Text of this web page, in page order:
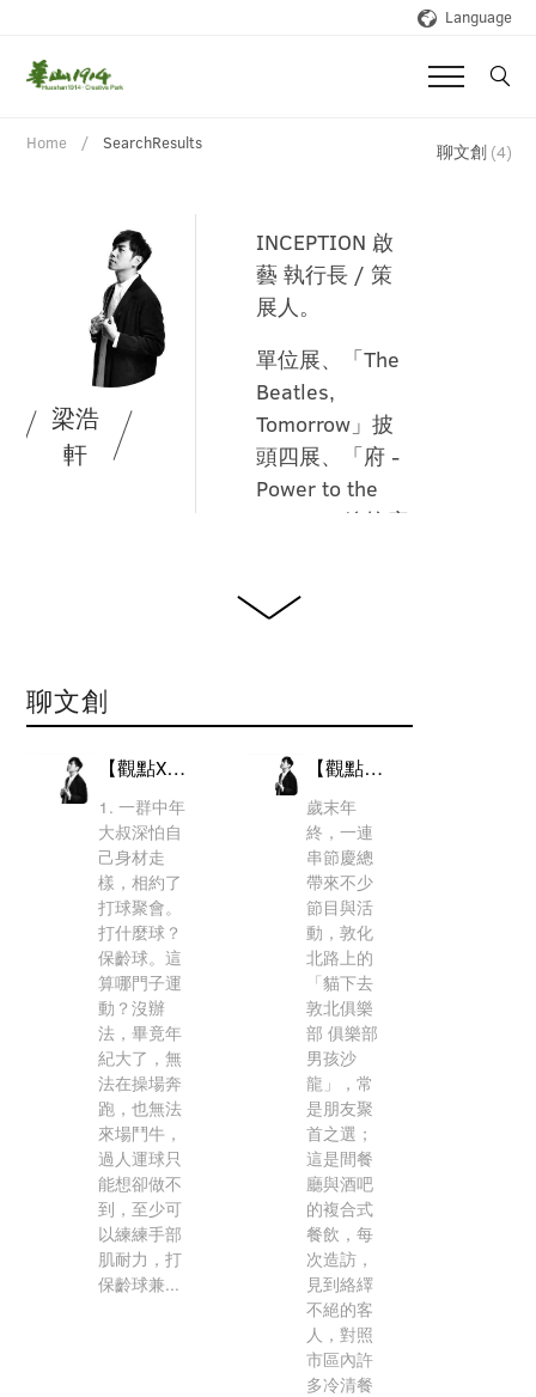
Language
Home SearchResults 聊文創 (4)
梁浩
軒
INCEPTION 啟
藝 執行長 / 策
展人。
單位展、「The
Beatles,
Tomorrow」披
頭四展、「府 -
Power to the
People」總統府
龍實驗室」及五
式，讓論述作為
展覽基礎，作品
成為溝通語言，
打造概念型策展
模式。
INCEPTION 啟
藝 inception-
ltd.com
人物資歷
聊文創
【觀點X梁浩軒】準備好了嗎？「Sell me this pen」
1. 一群中年
大叔深怕自
己身材走
樣，相約了
打球聚會。
打什麼球？
保齡球。這
算哪門子運
動？沒辦
法，畢竟年
紀大了，無
法在操場奔
跑，也無法
來場鬥牛，
過人運球只
能想卻做不
到，至少可
以練練手部
肌耐力，打
保齡球兼...
【觀點Ｘ梁浩軒】來一場Fusion式策展
歲末年
終，一連
串節慶總
帶來不少
節目與活
動，敦化
北路上的
「貓下去
敦北俱樂
部 俱樂部
男孩沙
龍」，常
是朋友聚
首之選；
這是間餐
廳與酒吧
的複合式
餐飲，每
次造訪，
見到絡繹
不絕的客
人，對照
市區內許
多冷清餐